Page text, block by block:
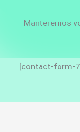
Manteremos
[contact-form-